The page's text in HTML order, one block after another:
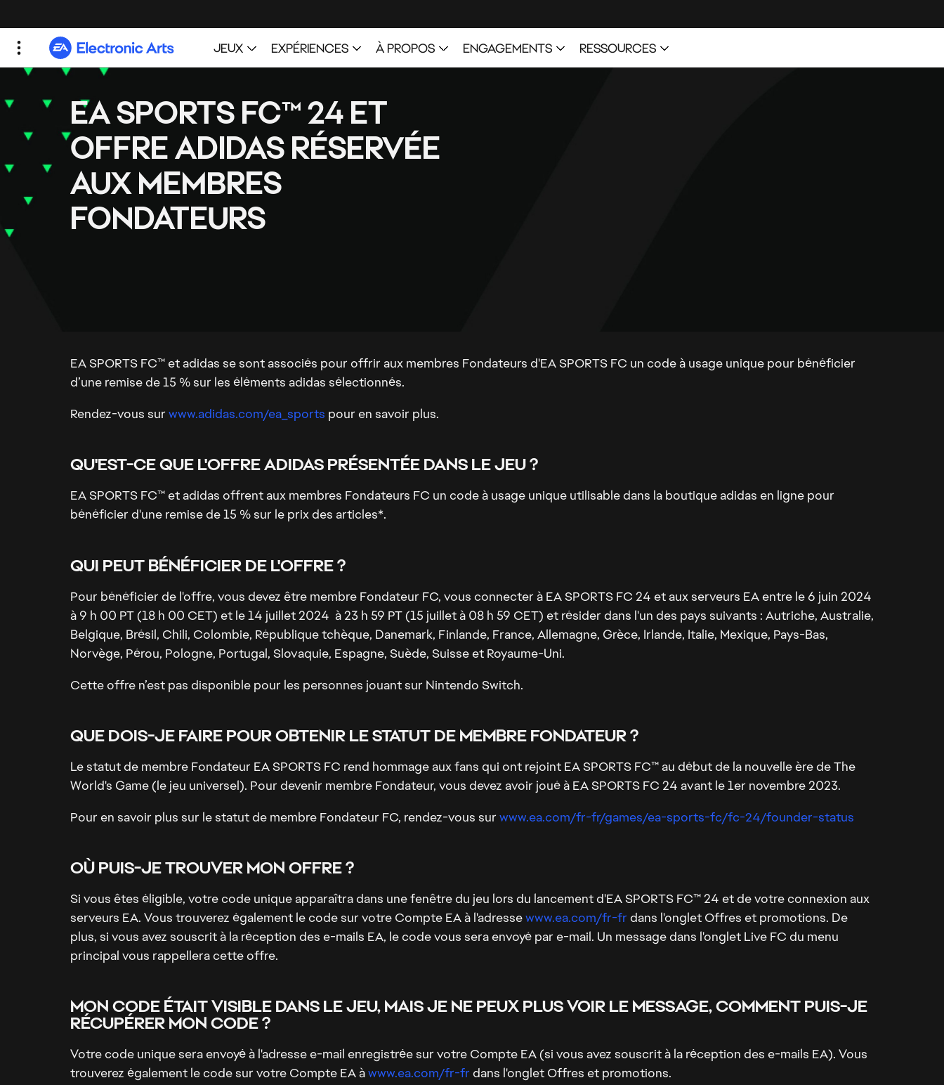
EA SPORTS FC™ et adidas se sont associés pour offrir aux membres Fondateurs d'EA SPORTS FC un code à usage unique pour bénéficier
d’une remise de 15 % sur les éléments adidas sélectionnés.
Rendez-vous sur www.adidas.com/ea_sports pour en savoir plus.
QU'EST-CE QUE L'OFFRE ADIDAS PRÉSENTÉE DANS LE JEU ?
EA SPORTS FC™ et adidas offrent aux membres Fondateurs FC un code à usage unique utilisable dans la boutique adidas en ligne pour
bénéficier d'une remise de 15 % sur le prix des articles*.
QUI PEUT BÉNÉFICIER DE L'OFFRE ?
Pour bénéficier de l'offre, vous devez être membre Fondateur FC, vous connecter à EA SPORTS FC 24 et aux serveurs EA entre le 6 juin 2024
à 9 h 00 PT (18 h 00 CET) et le 14 juillet 2024 à 23 h 59 PT (15 juillet à 08 h 59 CET) et résider dans l'un des pays suivants : Autriche, Australie,
Belgique, Brésil, Chili, Colombie, République tchèque, Danemark, Finlande, France, Allemagne, Grèce, Irlande, Italie, Mexique, Pays-Bas,
Norvège, Pérou, Pologne, Portugal, Slovaquie, Espagne, Suède, Suisse et Royaume-Uni.
Cette offre n’est pas disponible pour les personnes jouant sur Nintendo Switch.
QUE DOIS-JE FAIRE POUR OBTENIR LE STATUT DE MEMBRE FONDATEUR ?
Le statut de membre Fondateur EA SPORTS FC rend hommage aux fans qui ont rejoint EA SPORTS FC™ au début de la nouvelle ère de The
World's Game (le jeu universel). Pour devenir membre Fondateur, vous devez avoir joué à EA SPORTS FC 24 avant le 1er novembre 2023.
Pour en savoir plus sur le statut de membre Fondateur FC, rendez-vous sur www.ea.com/fr-fr/games/ea-sports-fc/fc-24/founder-status
OÙ PUIS-JE TROUVER MON OFFRE ?
Si vous êtes éligible, votre code unique apparaîtra dans une fenêtre du jeu lors du lancement d'EA SPORTS FC™ 24 et de votre connexion aux
serveurs EA. Vous trouverez également le code sur votre Compte EA à l'adressewww.ea.com/fr-fr dans l'onglet Offres et promotions. De
plus, si vous avez souscrit à la réception des e-mails EA, le code vous sera envoyé par e-mail. Un message dans l'onglet Live FC du menu
principal vous rappellera cette offre.
MON CODE ÉTAIT VISIBLE DANS LE JEU, MAIS JE NE PEUX PLUS VOIR LE MESSAGE, COMMENT PUIS-JE
RÉCUPÉRER MON CODE ?
Votre code unique sera envoyé à l'adresse e-mail enregistrée sur votre Compte EA (si vous avez souscrit à la réception des e-mails EA). Vous
trouverez également le code sur votre Compte EA àwww.ea.com/fr-fr dans l'onglet Offres et promotions.